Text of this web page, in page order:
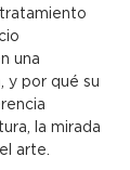
una
y por qué su
la mirada
arte.